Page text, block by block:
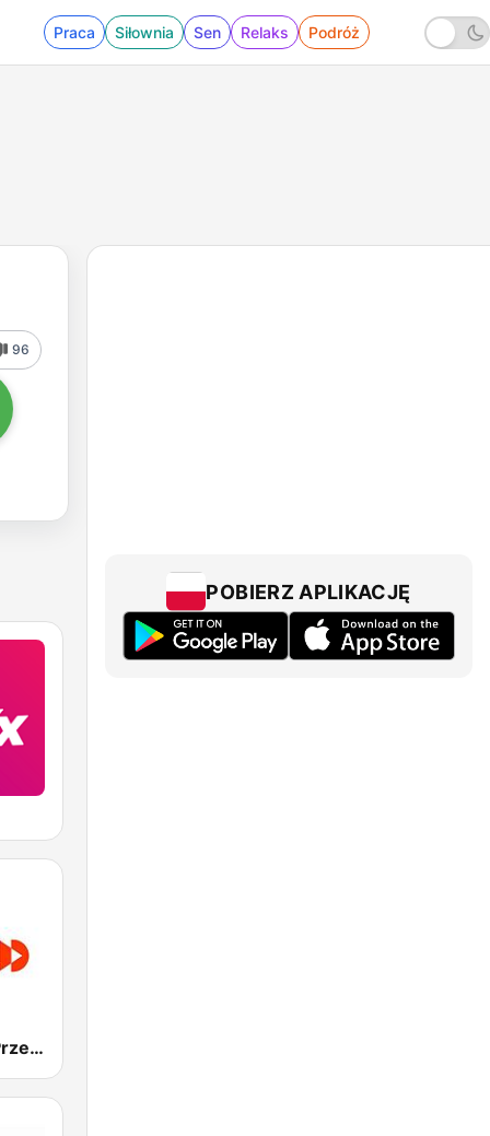
Praca Siłownia Sen Relaks Podróż
96
Radio Złote Przeboje
POBIERZ APLIKACJĘ